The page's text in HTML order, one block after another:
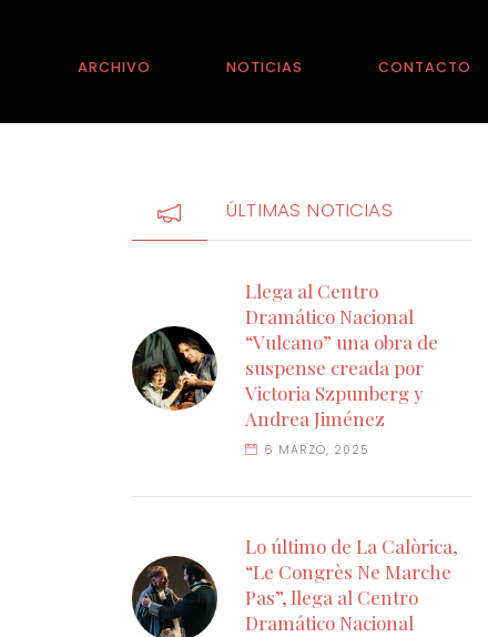
ARCHIVO NOTICIAS CONTACTO
ÚLTIMAS NOTICIAS
Llega al Centro
Dramático Nacional
“Vulcano” una obra de
suspense creada por
Victoria Szpunberg y
Andrea Jiménez
6 MARZO, 2025
Lo último de La Calòrica,
“Le Congrès Ne Marche
Pas”, llega al Centro
Dramático Nacional